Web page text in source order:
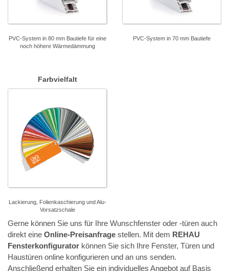
PVC-System in 80 mm Bautiefe für eine
noch höhere Wärmedämmung
PVC-System in 70 mm Bautiefe
Farbvielfalt
Lackierung, Folienkaschierung und Alu-
Vorsatzschale
Gerne können Sie uns für Ihre Wunschfenster oder -türen auch
direkt eine Online-Preisanfrage stellen. Mit dem REHAU
Fensterkonfigurator können Sie sich Ihre Fenster, Türen und
Haustüren online konfigurieren und an uns senden.
Anschließend erhalten Sie ein individuelles Angebot auf Basis